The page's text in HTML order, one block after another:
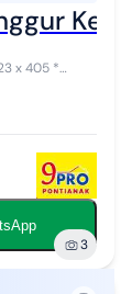
x 405 *
3